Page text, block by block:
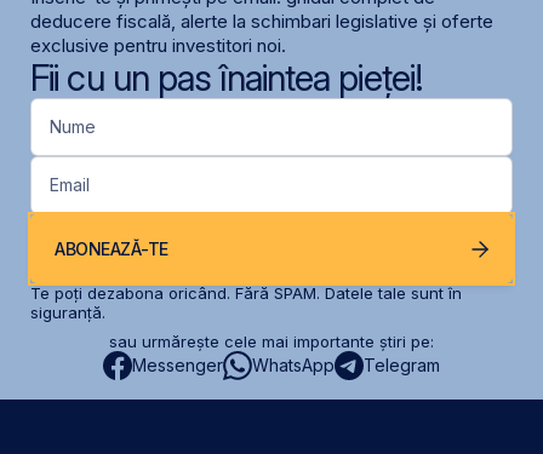
deducere fiscală, alerte la schimbari legislative și oferte
exclusive pentru investitori noi.
Fii cu un pas înaintea pieței!
Nume
Email
ABONEAZĂ-TE
Te poți dezabona oricând. Fără SPAM. Datele tale sunt în
siguranță.
sau urmărește cele mai importante știri pe:
Messenger WhatsApp Telegram